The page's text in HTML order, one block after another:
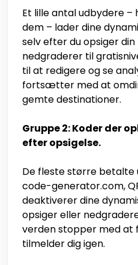
Et lille antal udbydere –
dem – lader dine
selv efter du opsiger
nedgraderer til
til at redigere og se
fortsætter med at
gemte destinationer.
Gruppe 2: Koder der
efter opsigelse.
De fleste større betalte
code-generator.com,
deaktiverer dine
opsiger eller
verden stopper med at
tilmelder dig igen.